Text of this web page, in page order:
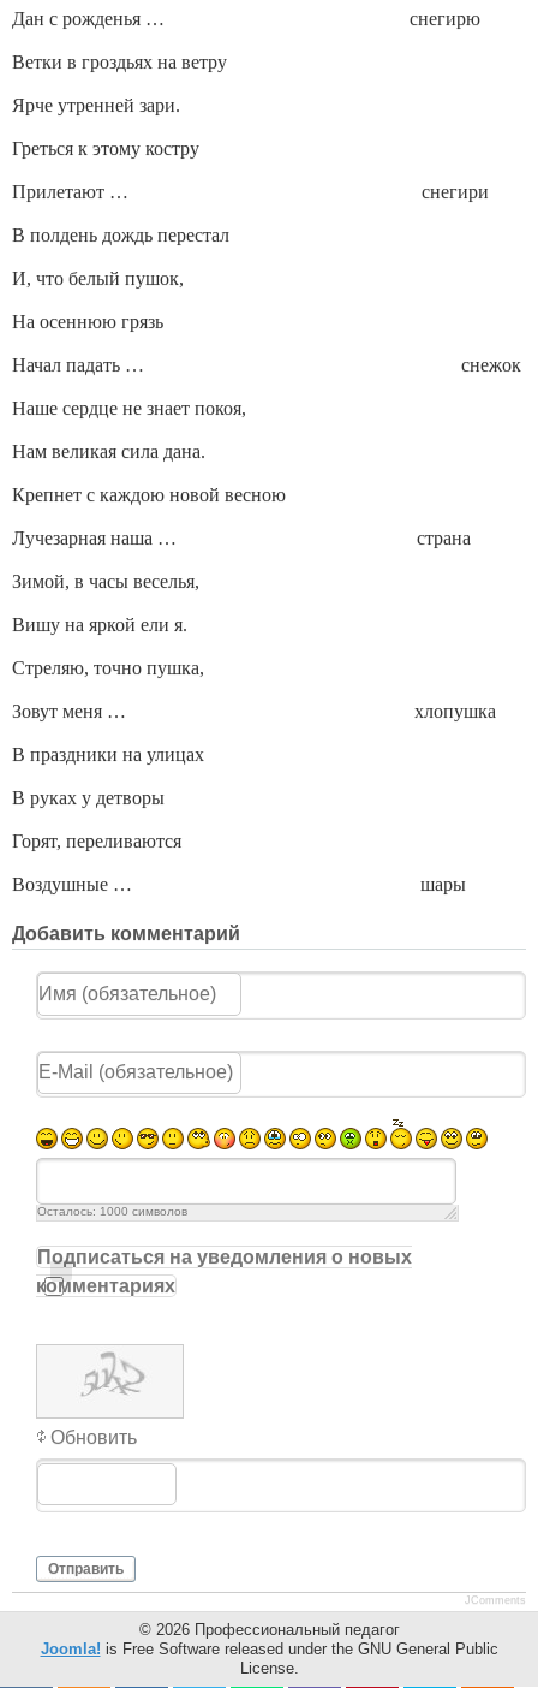
Дан с рожденья … снегирю
Ветки в гроздьях на ветру
Ярче утренней зари.
Греться к этому костру
Прилетают … снегири
В полдень дождь перестал
И, что белый пушок,
На осеннюю грязь
Начал падать … снежок
Наше сердце не знает покоя,
Нам великая сила дана.
Крепнет с каждою новой весною
Лучезарная наша … страна
Зимой, в часы веселья,
Вишу на яркой ели я.
Стреляю, точно пушка,
Зовут меня … хлопушка
В праздники на улицах
В руках у детворы
Горят, переливаются
Воздушные … шары
Добавить комментарий
Осталось: 1000 символов
Подписаться на уведомления о новых
комментариях
Обновить
Отправить
JComments
© 2026 Профессиональный педагог
Joomla! is Free Software released under the GNU General Public
License.